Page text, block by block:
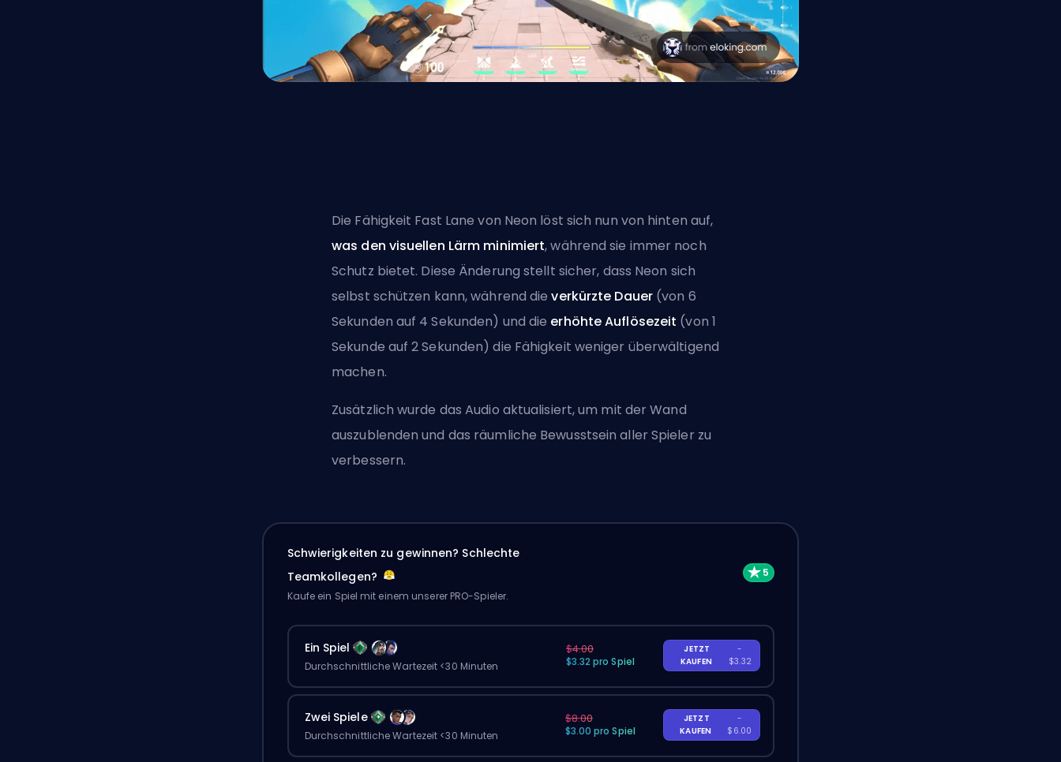
Die Fähigkeit Fast Lane von Neon löst sich nun von hinten auf,
was den visuellen Lärm minimiert, während sie immer noch
Schutz bietet. Diese Änderung stellt sicher, dass Neon sich
selbst schützen kann, während dieverkürzte Dauer(von 6
Sekunden auf 4 Sekunden) und die erhöhte Auflösezeit (von 1
Sekunde auf 2 Sekunden) die Fähigkeit weniger überwältigend
machen.
Zusätzlich wurde das Audio aktualisiert, um mit der Wand
auszublenden und das räumliche Bewusstsein aller Spieler zu
verbessern.
Schwierigkeiten zu gewinnen? Schlechte
Teamkollegen?
Kaufe ein Spiel mit einem unserer PRO-Spieler.
Ein Spiel
Durchschnittliche Wartezeit <30 Minuten
$4.00
$3.32 pro Spiel
JETZT
KAUFEN
-
$3.32
Zwei Spiele
Durchschnittliche Wartezeit <30 Minuten
$8.00
$3.00 pro Spiel
JETZT
KAUFEN
-
$6.00